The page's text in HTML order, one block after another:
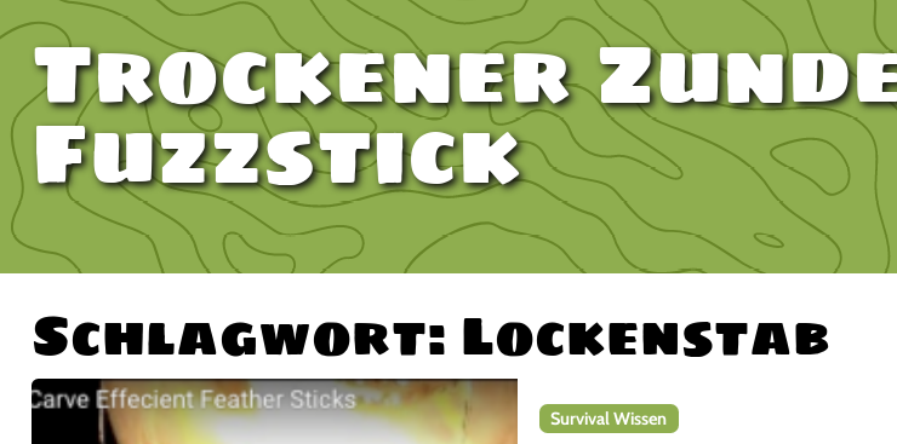
Trockener
Fuzzstick
Schlagwort: Lockenstab
Survival Wissen